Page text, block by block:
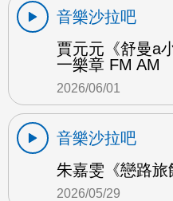
音樂沙拉吧
賈元元《舒曼a
一樂章 FM AM
2026/06/01
音樂沙拉吧
朱嘉雯《戀路旅
2026/05/29